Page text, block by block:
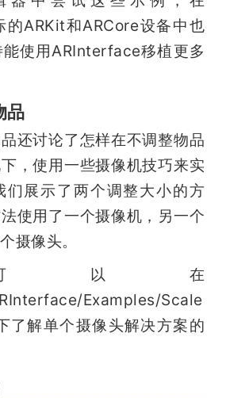
的ARKit和ARCore设备中也
使用ARInterface移植更多
品
还讨论了怎样在不调整物品
，使用一些摄像机技巧来实
们展示了两个调整大小的方
使用了一个摄像机，另一个
摄像头。
以在
Examples/Scale
了解单个摄像头解决方案的